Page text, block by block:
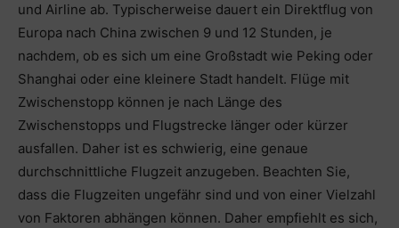
und Airline ab. Typischerweise dauert ein Direktflug von
Europa nach China zwischen 9 und 12 Stunden, je
nachdem, ob es sich um eine Großstadt wie Peking oder
Shanghai oder eine kleinere Stadt handelt. Flüge mit
Zwischenstopp können je nach Länge des
Zwischenstopps und Flugstrecke länger oder kürzer
ausfallen. Daher ist es schwierig, eine genaue
durchschnittliche Flugzeit anzugeben. Beachten Sie,
dass die Flugzeiten ungefähr sind und von einer Vielzahl
von Faktoren abhängen können. Daher empfiehlt es sich,